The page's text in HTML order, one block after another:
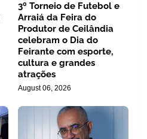
3º Torneio de Futebol e
Arraiá da Feira do
Produtor de Ceilândia
celebram o Dia do
Feirante com esporte,
cultura e grandes
atrações
August 06, 2026